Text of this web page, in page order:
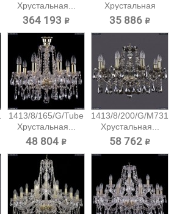
Хрустальная...
364 193 ₽
Хрустальная
подвесная...
35 886 ₽
1413/8/165/G/Tube
Хрустальная...
48 804 ₽
1413/8/200/G/M731
Хрустальная...
58 762 ₽